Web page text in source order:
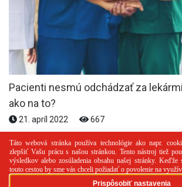
Pacienti nesmú odchádzať za
ako na to?
21. apríl 2022 667